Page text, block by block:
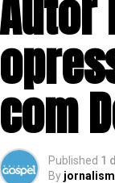
Autor
com
Published 1
By